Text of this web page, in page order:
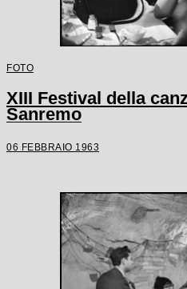
FOTO
XIII Festival della
Sanremo
06 FEBBRAIO 1963